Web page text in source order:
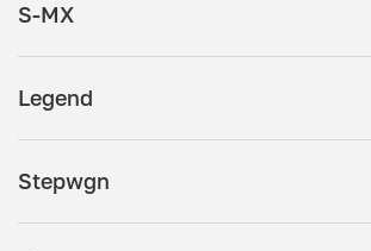
S-MX
Legend
Stepwgn